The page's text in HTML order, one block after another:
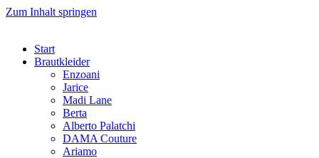
Zum Inhalt springen
Start
Brautkleider
Enzoani
Jarice
Madi Lane
Berta
Alberto Palatchi
DAMA Couture
Ariamo